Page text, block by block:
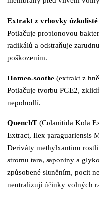
Extrakt z vrbovky úzkolisté
Potlačuje propionovou
radikálů a odstraňuje
poškozením.
Homeo-soothe (extrakt z
Potlačuje tvorbu PGE2,
nepohodlí.
QuenchT (Colanitida Kola
Extract, Ilex paraguariensis
Deriváty methylxantinu
stromu tara, saponiny a
způsobené sluněním, pocit
neutralizují účinky volných